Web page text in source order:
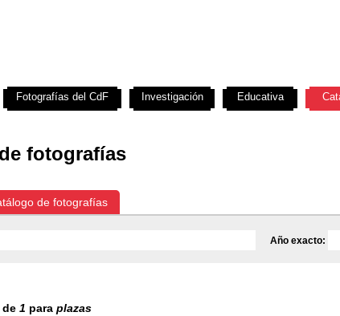
fotografías
de fotografías
Año exacto:
de 1 para plazas
Fotografías del CdF Investigación Educativa